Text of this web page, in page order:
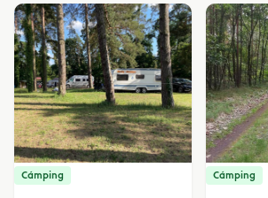
Cámping Cámping